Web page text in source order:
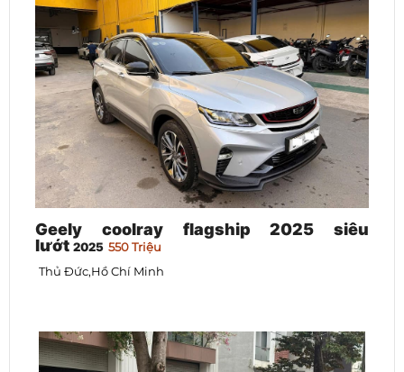
Geely coolray flagship 2025 siêu
lướt 2025 550 Triệu
Thủ Đức,Hồ Chí Minh